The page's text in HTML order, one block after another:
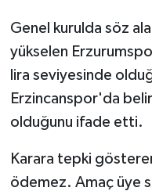
Genel kurulda söz
yükselen
lira seviyesinde
Erzincanspor'da
olduğunu ifade etti.
Karara tepki
ödemez. Amaç üye
POLİTİKA
Sağlık
SPOR HABERLERİ